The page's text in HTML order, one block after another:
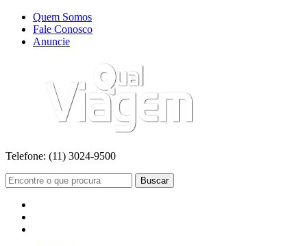
Quem Somos
Fale Conosco
Anuncie
Telefone: (11) 3024-9500
Buscar